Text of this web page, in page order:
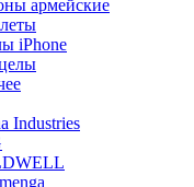
армейские
iPhone
Industries